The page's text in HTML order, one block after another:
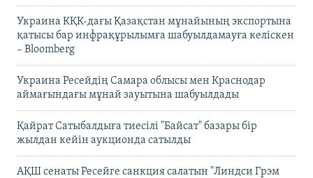
Украина КҚК-дағы Қазақстан мұнайының экспортына
қатысы бар инфрақұрылымға шабуылдамауға келіскен
– Bloomberg
Украина Ресейдің Самара облысы мен Краснодар
аймағындағы мұнай зауытына шабуылдады
Қайрат Сатыбалдыға тиесілі "Байсат" базары бір
жылдан кейін аукционда сатылды
АҚШ сенаты Ресейге санкция салатын "Линдси Грэм